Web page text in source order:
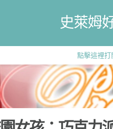
史萊姆
點擊這裡打